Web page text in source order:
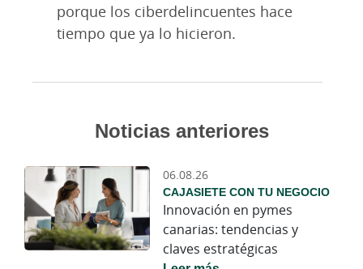
porque los ciberdelincuentes hace
tiempo que ya lo hicieron.
Noticias anteriores
06.08.26
CAJASIETE CON TU NEGOCIO
Innovación en pymes
canarias: tendencias y
claves estratégicas